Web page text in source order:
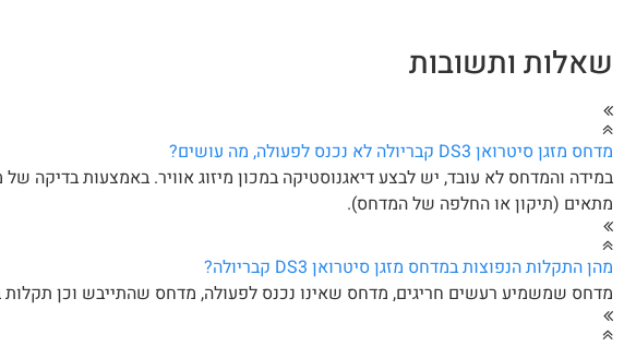
שאלות ותשובות
מדחס מזגן סיטרואן DS3 קבריולה לא נכנס לפעולה, מה עושים?
במידה והמדחס לא עובד, יש לבצע דיאגנוסטיקה במכון מיזוג אוויר. באמצעות בדיקה
מתאים (תיקון או החלפה של המדחס).
מהן התקלות הנפוצות במדחס מזגן סיטרואן DS3 קבריולה?
מדחס שמשמיע רעשים חריגים, מדחס שאינו נכנס לפעולה, מדחס שהתייבש וכן